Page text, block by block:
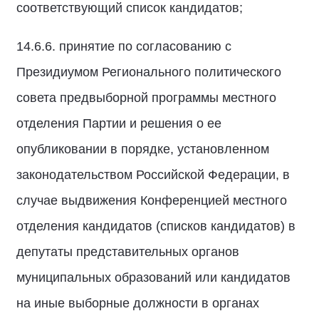
соответствующий список кандидатов;
14.6.6. принятие по согласованию с
Президиумом Регионального политического
совета предвыборной программы местного
отделения Партии и решения о ее
опубликовании в порядке, установленном
законодательством Российской Федерации, в
случае выдвижения Конференцией местного
отделения кандидатов (списков кандидатов) в
депутаты представительных органов
муниципальных образований или кандидатов
на иные выборные должности в органах